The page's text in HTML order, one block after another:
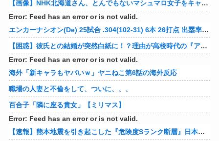
【画像】NHK北海道さん、とんでもないマシュマロ女子をキャスターに起用してしまうwwwwwwww
Error: Feed has an error or is not valid.
エンカーナシオン(De) 25試合 .304(102-31) 6本 26打点 出塁率.311 OPS.831 wRC+137 WAR+0.7
【困惑】彼氏との結婚が突然白紙に！？理由が高校時代の『アレ』だったｗｗｗｗ 他
Error: Feed has an error or is not valid.
海外「新キャラもヤバいｗ」ヤニねこ第6話の海外反応
職場の人妻と不倫をして、ついに、、、
百合子「隣に座る貴女」【ミリマス】
Error: Feed has an error or is not valid.
【速報】熊本地震を引き起こした『危険度Sランク断層』日本のド真ん中に10カ所もあると判明